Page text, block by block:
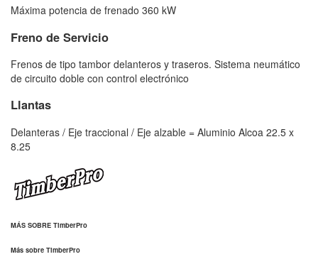
Máxima potencia de frenado 360 kW
Freno de Servicio
Frenos de tipo tambor delanteros y traseros. Sistema neumático
de circuito doble con control electrónico
Llantas
Delanteras / Eje traccional / Eje alzable = Aluminio Alcoa 22.5 x
8.25
MÁS SOBRE TimberPro
Más sobre TimberPro